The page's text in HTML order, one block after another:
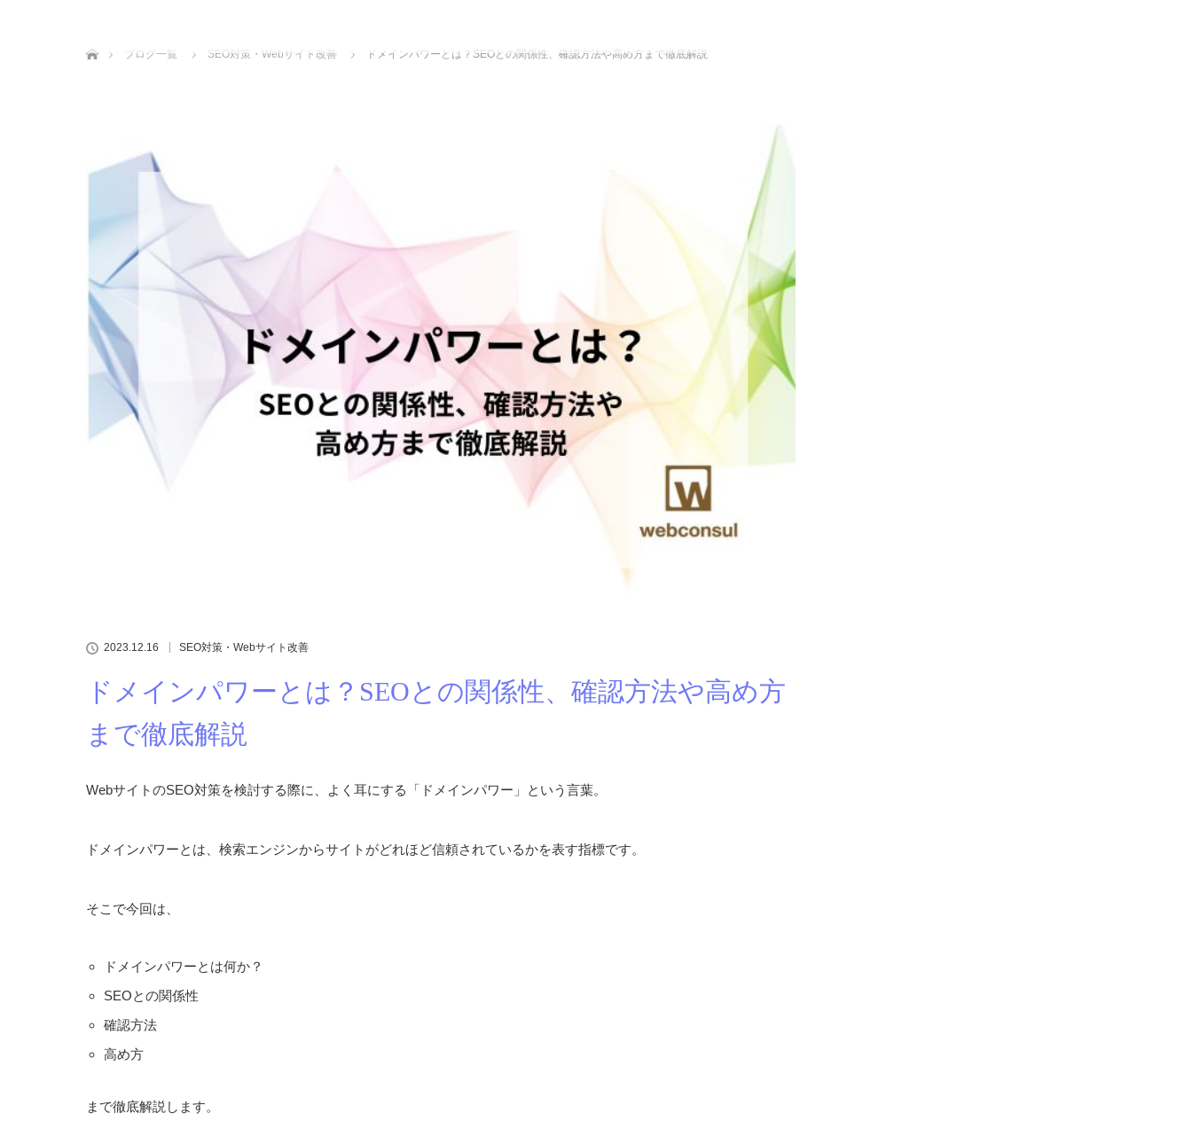
ブログ一覧
SEO対策・Webサイト改善 ドメインパワーとは？SEOとの関係性、確認方法や高め方まで徹底解説
2023.12.16 SEO対策・Webサイト改善
ドメインパワーとは？SEOとの関係性、確認方法や高め方
まで徹底解説
WebサイトのSEO対策を検討する際に、よく耳にする「ドメインパワー」という言葉。
ドメインパワーとは、検索エンジンからサイトがどれほど信頼されているかを表す指標です。
そこで今回は、
ドメインパワーとは何か？
SEOとの関係性
確認方法
高め方
まで徹底解説します。